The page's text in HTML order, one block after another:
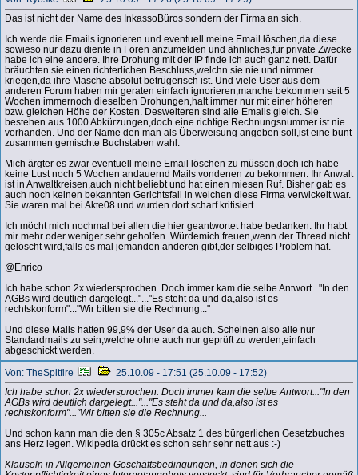
Das ist nicht der Name des InkassoBüros sondern der Firma an sich.
Ich werde die Emails ignorieren und eventuell meine Email löschen,da diese
sowieso nur dazu diente in Foren anzumelden und ähnliches,für private Zwecke
habe ich eine andere. Ihre Drohung mit der IP finde ich auch ganz nett. Dafür
bräuchten sie einen richterlichen Beschluss,welchn sie nie und nimmer
kriegen,da ihre Masche absolut betrügerisch ist. Und viele User aus dem
anderen Forum haben mir geraten einfach ignorieren,manche bekommen seit 5
Wochen immernoch dieselben Drohungen,halt immer nur mit einer höheren
bzw. gleichen Höhe der Kosten. Desweiteren sind alle Emails gleich. Sie
bestehen aus 1000 Abkürzungen,doch eine richtige Rechnungsnummer ist nie
vorhanden. Und der Name den man als Überweisung angeben soll,ist eine bunt
zusammen gemischte Buchstaben wahl.
Mich ärgter es zwar eventuell meine Email löschen zu müssen,doch ich habe
keine Lust noch 5 Wochen andauernd Mails vondenen zu bekommen. Ihr Anwalt
ist in Anwaltkreisen,auch nicht beliebt und hat einen miesen Ruf. Bisher gab es
auch noch keinen bekannten Gerichtsfall in welchen diese Firma verwickelt war.
Sie waren mal bei Akte08 und wurden dort scharf kritisiert.
Ich möcht mich nochmal bei allen die hier geantwortet habe bedanken. Ihr habt
mir mehr oder weniger sehr geholfen. Würdemich freuen,wenn der Thread nicht
gelöscht wird,falls es mal jemanden anderen gibt,der selbiges Problem hat.
@Enrico
Ich habe schon 2x wiedersprochen. Doch immer kam die selbe Antwort..."In den
AGBs wird deutlich dargelegt..."..."Es steht da und da,also ist es
rechtskonform"..."Wir bitten sie die Rechnung..."
Und diese Mails hatten 99,9% der User da auch. Scheinen also alle nur
Standardmails zu sein,welche ohne auch nur geprüft zu werden,einfach
abgeschickt werden.
Von: TheSpitfire
25.10.09 - 17:51 (25.10.09 - 17:52)
Ich habe schon 2x wiedersprochen. Doch immer kam die selbe Antwort..."In den
AGBs wird deutlich dargelegt..."..."Es steht da und da,also ist es
rechtskonform"..."Wir bitten sie die Rechnung...
Und schon kann man die den § 305c Absatz 1 des bürgerlichen Gesetzbuches
ans Herz legen. Wikipedia drückt es schon sehr sehr nett aus :-)
Klauseln in Allgemeinen Geschäftsbedingungen, in denen sich die